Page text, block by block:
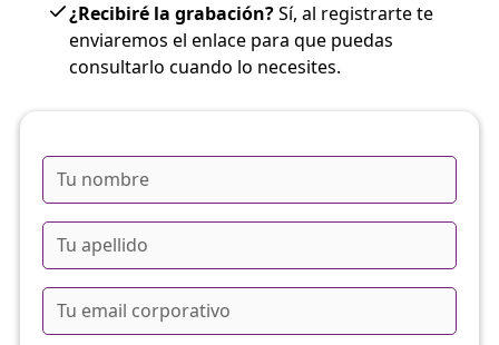
¿Recibiré la grabación?Sí, al registrarte te
enviaremos el enlace para que puedas
consultarlo cuando lo necesites.